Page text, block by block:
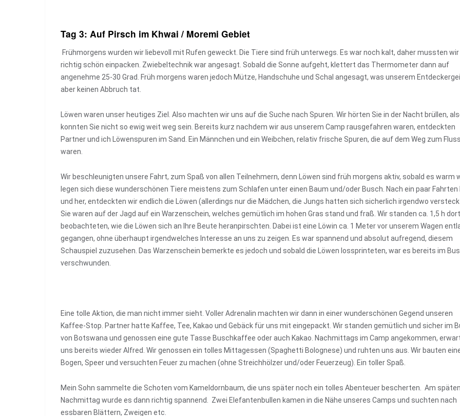
Tag 3: Auf Pirsch im Khwai / Moremi Gebiet
Frühmorgens wurden wir liebevoll mit Rufen geweckt. Die Tiere sind früh unterwegs. Es war noch kalt, daher mussten wir
richtig schön einpacken. Zwiebeltechnik war angesagt. Sobald die Sonne aufgeht, klettert das Thermometer dann auf
angenehme 25-30 Grad. Früh morgens waren jedoch Mütze, Handschuhe und Schal angesagt, was unserem
aber keinen Abbruch tat.
Löwen waren unser heutiges Ziel. Also machten wir uns auf die Suche nach Spuren. Wir hörten Sie in der Nacht brüllen,
konnten Sie nicht so ewig weit weg sein. Bereits kurz nachdem wir aus unserem Camp rausgefahren waren, entdeckten
Partner und ich Löwenspuren im Sand. Ein Männchen und ein Weibchen, relativ frische Spuren, die auf dem Weg zum Fluss
waren.
Wir beschleunigten unsere Fahrt, zum Spaß von allen Teilnehmern, denn Löwen sind früh morgens aktiv, sobald es warm
legen sich diese wunderschönen Tiere meistens zum Schlafen unter einen Baum und/oder Busch. Nach ein paar Fahrten
und her, entdeckten wir endlich die Löwen (allerdings nur die Mädchen, die Jungs hatten sich sicherlich irgendwo
Sie waren auf der Jagd auf ein Warzenschein, welches gemütlich im hohen Gras stand und fraß. Wir standen ca. 1,5 h
beobachteten, wie die Löwen sich an Ihre Beute heranpirschten. Dabei ist eine Löwin ca. 1 Meter vor unserem Wagen
gegangen, ohne überhaupt irgendwelches Interesse an uns zu zeigen. Es war spannend und absolut aufregend, diesem
Schauspiel zuzusehen. Das Warzenschein bemerkte es jedoch und sobald die Löwen lossprinteten, war es bereits im
verschwunden.
Eine tolle Aktion, die man nicht immer sieht. Voller Adrenalin machten wir dann in einer wunderschönen Gegend unseren
Kaffee-Stop. Partner hatte Kaffee, Tee, Kakao und Gebäck für uns mit eingepackt. Wir standen gemütlich und sicher im
von Botswana und genossen eine gute Tasse Buschkaffee oder auch Kakao. Nachmittags im Camp angekommen,
uns bereits wieder Alfred. Wir genossen ein tolles Mittagessen (Spaghetti Bolognese) und ruhten uns aus. Wir bauten
Bogen, Speer und versuchten Feuer zu machen (ohne Streichhölzer und/oder Feuerzeug). Ein toller Spaß.
Mein Sohn sammelte die Schoten vom Kameldornbaum, die uns später noch ein tolles Abenteuer bescherten. Am späten
Nachmittag wurde es dann richtig spannend. Zwei Elefantenbullen kamen in die Nähe unseres Camps und suchten nach
essbaren Blättern, Zweigen etc.